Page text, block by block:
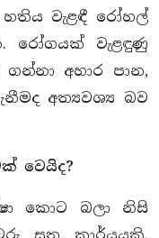
වැළඳී රෝහල්
රෝගයක් වැළඳුණු
අහාර පාන,
අත්‍යවශ්‍ය බව
වෙයිද?
කොට බලා නිසි